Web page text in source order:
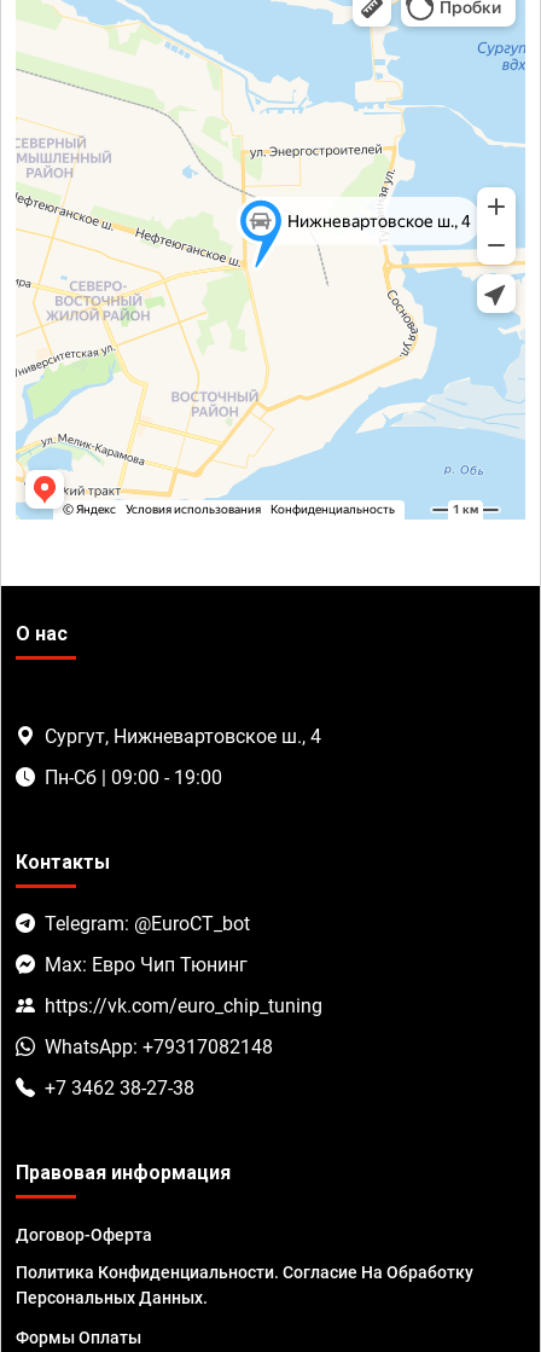
О нас
Сургут, Нижневартовское ш., 4
Пн-Сб | 09:00 - 19:00
Контакты
Telegram: @EuroCT_bot
Max: Евро Чип Тюнинг
https://vk.com/euro_chip_tuning
WhatsApp: +79317082148
+7 3462 38-27-38
Правовая информация
Договор-Оферта
Политика Конфиденциальности. Согласие На Обработку
Персональных Данных.
Формы Оплаты